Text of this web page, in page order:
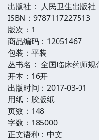
出版社： 人民卫生出版社
ISBN：9787117227513
版次：1
商品编码：12051467
包装：平装
丛书名： 全国临床药师
开本：16开
出版时间：2017-03-01
用纸：胶版纸
页数：148
字数：185000
正文语种：中文